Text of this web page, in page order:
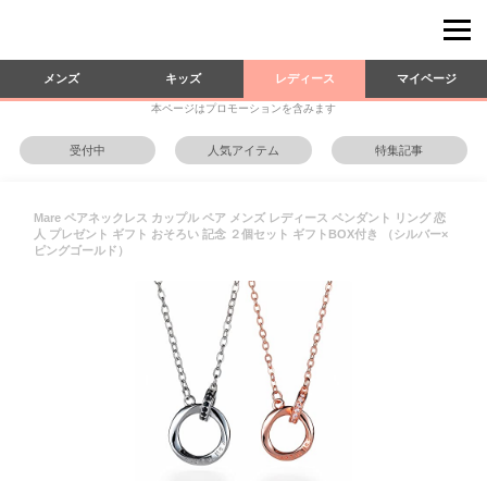
メンズ キッズ レディース マイページ
本ページはプロモーションを含みます
受付中 人気アイテム 特集記事
Mare ペアネックレス カップル ペア メンズ レディース ペンダント リング 恋
人 プレゼント ギフト おそろい 記念 ２個セット ギフトBOX付き （シルバー×
ピングゴールド）